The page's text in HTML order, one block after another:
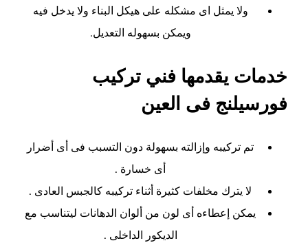
ولا يمثل اى مشكله على هيكل البناء ولا يدخل فيه
ويمكن بسهوله التعديل.
خدمات يقدمها فني تركيب
فورسيلنج فى العين
تم تركيبه وإزالته بسهولة دون التسبب فى أى أضرار
أى خسارة .
لا يترك مخلفات كثيرة أثناء تركيبه كالجبس العادى .
يمكن إعطاءه أى لون من ألوان الدهانات ليتناسب مع
الديكور الداخلى .